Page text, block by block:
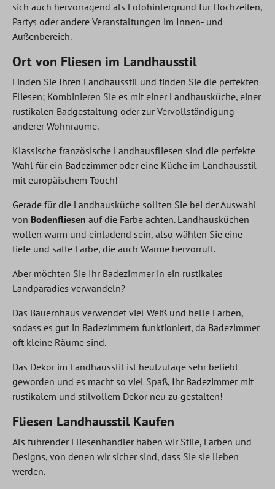
sich auch hervorragend als Fotohintergrund für Hochzeiten,
Partys oder andere Veranstaltungen im Innen- und
Außenbereich.
Ort von Fliesen im Landhausstil
Finden Sie Ihren Landhausstil und finden Sie die perfekten
Fliesen; Kombinieren Sie es mit einer Landhausküche, einer
rustikalen Badgestaltung oder zur Vervollständigung
anderer Wohnräume.
Klassische französische Landhausfliesen sind die perfekte
Wahl für ein Badezimmer oder eine Küche im Landhausstil
mit europäischem Touch!
Gerade für die Landhausküche sollten Sie bei der Auswahl
von Bodenfliesen auf die Farbe achten. Landhausküchen
wollen warm und einladend sein, also wählen Sie eine
tiefe und satte Farbe, die auch Wärme hervorruft.
Aber möchten Sie Ihr Badezimmer in ein rustikales
Landparadies verwandeln?
Das Bauernhaus verwendet viel Weiß und helle Farben,
sodass es gut in Badezimmern funktioniert, da Badezimmer
oft kleine Räume sind.
Das Dekor im Landhausstil ist heutzutage sehr beliebt
geworden und es macht so viel Spaß, Ihr Badezimmer mit
rustikalem und stilvollem Dekor neu zu gestalten!
Fliesen Landhausstil Kaufen
Als führender Fliesenhändler haben wir Stile, Farben und
Designs, von denen wir sicher sind, dass Sie sie lieben
werden.